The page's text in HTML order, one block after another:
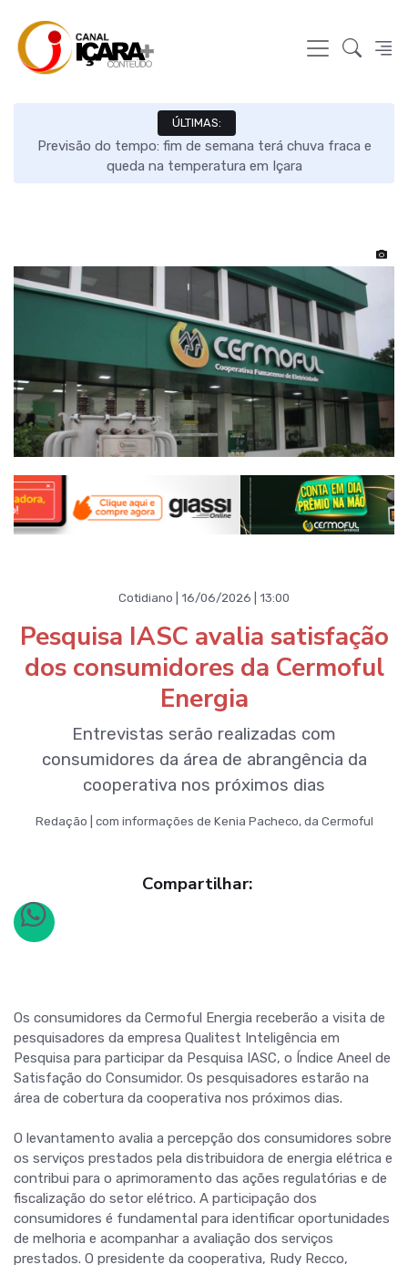
ÚLTIMAS:
do tempo: fim de semana terá chuva fraca e
queda na temperatura em Içara
Cotidiano | 16/06/2026 | 13:00
Pesquisa IASC avalia satisfação
dos consumidores da Cermoful
Energia
Entrevistas serão realizadas com
consumidores da área de abrangência da
cooperativa nos próximos dias
Redação | com informações de Kenia Pacheco, da Cermoful
Compartilhar:
Os consumidores da Cermoful Energia receberão a visita de
pesquisadores da empresa Qualitest Inteligência em
Pesquisa para participar da Pesquisa IASC, o Índice Aneel de
Satisfação do Consumidor. Os pesquisadores estarão na
área de cobertura da cooperativa nos próximos dias.
O levantamento avalia a percepção dos consumidores sobre
os serviços prestados pela distribuidora de energia elétrica e
contribui para o aprimoramento das ações regulatórias e de
fiscalização do setor elétrico. A participação dos
consumidores é fundamental para identificar oportunidades
de melhoria e acompanhar a avaliação dos serviços
prestados. O presidente da cooperativa, Rudy Recco,